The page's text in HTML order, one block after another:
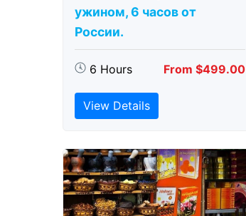
ужином, 6 часов от
России.
6 Hours From $499.00
View Details